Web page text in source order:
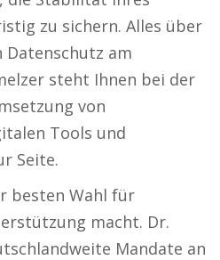
zu sichern. Alles über
Datenschutz am
steht Ihnen bei der
von
Tools und
Seite.
besten Wahl für
macht. Dr.
Mandate an